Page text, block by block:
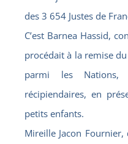
des 3 654 Justes de
C’est Barnea Hassid,
procédait à la remise
parmi les
récipiendaires, en
petits enfants.
Mireille Jacon